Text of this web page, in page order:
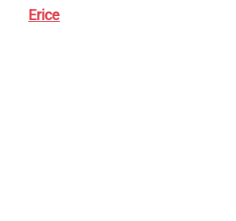
Erice